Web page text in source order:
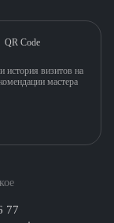
77
история визитов на
мастера